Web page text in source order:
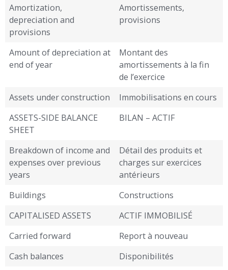
Amortization,
depreciation and
provisions
Amortissements,
provisions
Amount of depreciation at
end of year
Montant des
amortissements à la fin
de l’exercice
Assets under construction
Immobilisations en cours
ASSETS-SIDE BALANCE
SHEET
BILAN – ACTIF
Breakdown of income and
expenses over previous
years
Détail des produits et
charges sur exercices
antérieurs
Buildings
Constructions
CAPITALISED ASSETS
ACTIF IMMOBILISÉ
Carried forward
Report à nouveau
Cash balances
Disponibilités